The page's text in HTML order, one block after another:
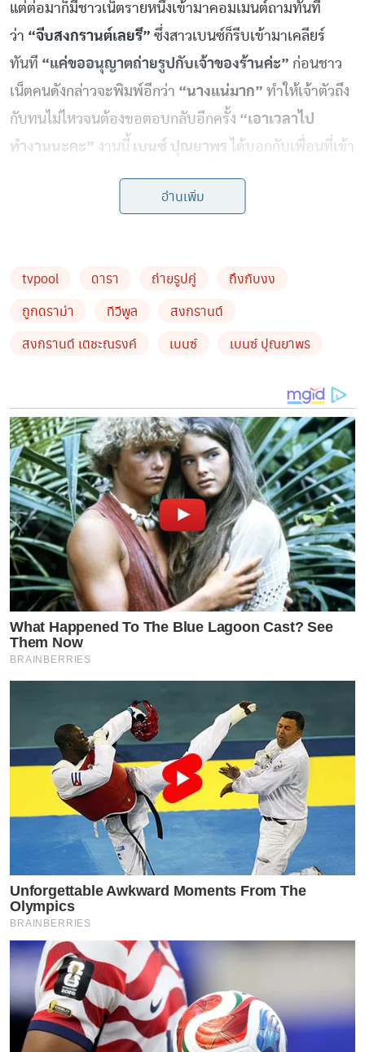
แต่ต่อมาก็มีชาวเน็ตรายหนึ่งเข้ามาคอมเมนต์ถามทันที
ว่า “จีบสงกรานต์เลยรึ” ซึ่งสาวเบนซ์ก็รีบเข้ามาเคลียร์
ทันที “แค่ขออนุญาตถ่ายรูปกับเจ้าของร้านค่ะ” ก่อนชาว
เน็ตคนดังกล่าวจะพิมพ์อีกว่า “นางแน่มาก” ทำให้เจ้าตัวถึง
กับทนไม่ไหวจนต้องขอตอบกลับอีกครั้ง “เอาเวลาไป
ทำงานนะคะ” งานนี้ เบนซ์ ปุณยาพร ได้บอกกับเพื่อนที่เข้า
มาคอมเมนต์ต่อว่า งงมาก ภาพแค่นี้แต่ทำไมถึงทำให้คนคิด
อ่านเพิ่ม
tvpool ดารา ถ่ายรูปคู่
ถึงกับงง
ถูกดราม่า
ทีวีพูล
สงกรานต์
สงกรานต์ เตชะณรงค์
เบนซ์ เบนซ์ ปุณยาพร
What Happened To The Blue Lagoon Cast? See
Them Now
BRAINBERRIES
Unforgettable Awkward Moments From The
Olympics
BRAINBERRIES